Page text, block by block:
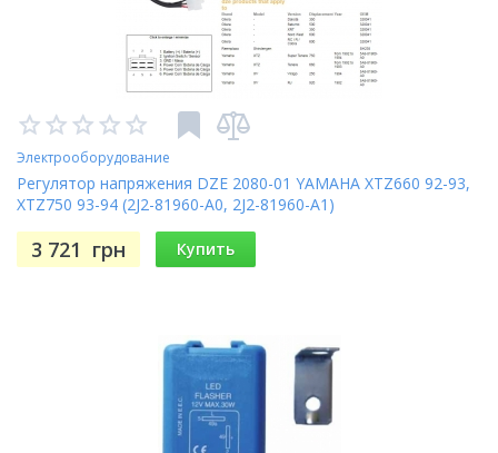
Электрооборудование
Регулятор напряжения DZE 2080-01 YAMAHA XTZ660 92-93,
XTZ750 93-94 (2J2-81960-A0, 2J2-81960-A1)
3 721 грн Купить